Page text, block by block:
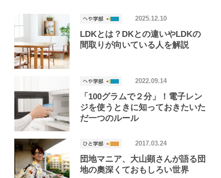
LDKとは？DKとの違いやLDKの
間取りが向いている人を解説
2025.12.10
「100グラムで２分」！電子レン
ジを使うときに知っておきたいた
だ一つのルール
2022.09.14
団地マニア、大山顕さんが語る団
地の奧深くておもしろい世界
2017.03.24